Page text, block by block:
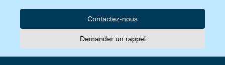
Contactez-nous
Demander un rappel